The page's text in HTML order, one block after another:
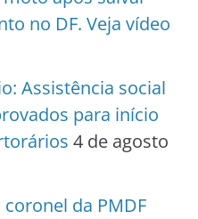
no DF. Veja vídeo
Assistência social
para início
4 de agosto
da PMDF